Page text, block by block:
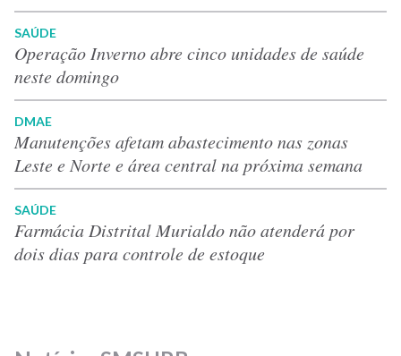
SAÚDE
Operação Inverno abre cinco unidades de saúde
neste domingo
DMAE
Manutenções afetam abastecimento nas zonas
Leste e Norte e área central na próxima semana
SAÚDE
Farmácia Distrital Murialdo não atenderá por
dois dias para controle de estoque